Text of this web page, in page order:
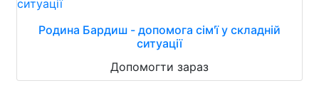
Родина Бардиш - допомога сім'ї у складній
ситуації
Допомогти зараз